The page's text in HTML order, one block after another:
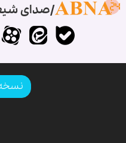
صدای